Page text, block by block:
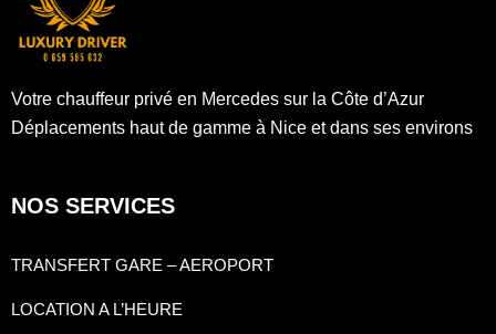
Votre chauffeur privé en Mercedes sur la Côte d’Azur
Déplacements haut de gamme à Nice et dans ses environs
NOS SERVICES
TRANSFERT GARE – AEROPORT
LOCATION A L’HEURE